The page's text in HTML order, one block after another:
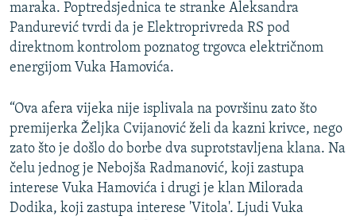
maraka. Poptredsjednica te stranke Aleksandra
Pandurević tvrdi da je Elektroprivreda RS pod
direktnom kontrolom poznatog trgovca električnom
energijom Vuka Hamovića.
“Ova afera vijeka nije isplivala na površinu zato što
premijerka Željka Cvijanović želi da kazni krivce, nego
zato što je došlo do borbe dva suprotstavljena klana. Na
čelu jednog je Nebojša Radmanović, koji zastupa
interese Vuka Hamovića i drugi je klan Milorada
Dodika, koji zastupa interese 'Vitola'. Ljudi Vuka